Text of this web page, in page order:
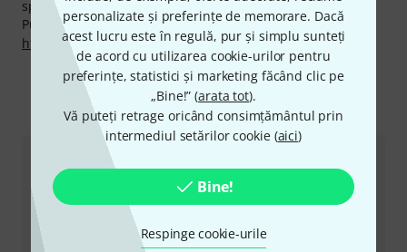
personalizate și preferințe de memorare. Dacă
acest lucru este în regulă, pur și simplu sunteți
de acord cu utilizarea cookie-urilor pentru
preferințe, statistici și marketing făcând clic pe
„Bine!” (arata tot).
Vă puteți retrage oricând consimțământul prin
intermediul setărilor cookie (aici)
Bine!
Respinge cookie-urile
specialişti calificaţi,etc.
Puteți găsi mai multe informații despre producător pe
http://monocreators.com
Ne puteți contacta astfel
Serviciul Clienți România